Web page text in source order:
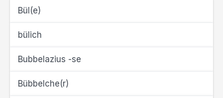
Bül(e)
bülich
Bubbelazius -se
Bübbelche(r)